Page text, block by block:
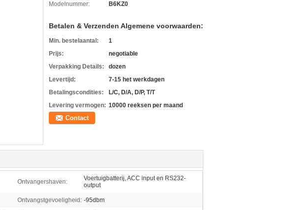
Modelnummer:
B6KZ0
Betalen & Verzenden Algemene voorwaarden:
Min. bestelaantal:
1
Prijs:
negotiable
Verpakking Details:
dozen
Levertijd:
7-15 het werkdagen
Betalingscondities:
L/C, D/A, D/P, T/T
Levering vermogen: 10000 reeksen per maand
Contact
Ontvangershaven:
Voertuigbatterij, ACC input en RS232-
output
Ontvangstgevoeligheid: -95dbm